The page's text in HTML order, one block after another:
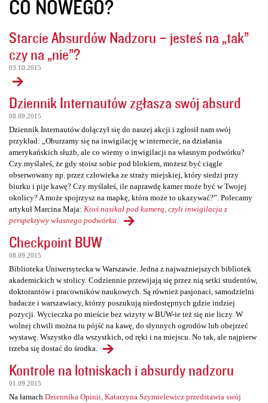
CO NOWEGO?
Starcie Absurdów Nadzoru – jesteś na „tak”
czy na „nie”?
03.10.2015
Dziennik Internautów zgłasza swój absurd
08.09.2015
Dziennik Internautów dołączył się do naszej akcji i zgłosił nam swój
przykład: „Oburzamy się na inwigilację w internecie, na działania
amerykańskich służb, ale co wiemy o inwigilacji na własnym podwórku?
Czy myślałeś, że gdy stoisz sobie pod blokiem, możesz być ciągle
obserwowany np. przez człowieka ze straży miejskiej, który siedzi przy
biurku i pije kawę? Czy myślałeś, ile naprawdę kamer może być w Twojej
okolicy? A może spojrzysz na mapkę, która może to ukazywać?”. Polecamy
artykuł Marcina Maja: Ktoś nasikał pod kamerą, czyli inwigilacja z
perspektywy własnego podwórka
Checkpoint BUW
08.09.2015
Biblioteka Uniwersytecka w Warszawie. Jedna z najważniejszych bibliotek
akademickich w stolicy. Codziennie przewijają się przez nią setki studentów,
doktorantów i pracowników naukowych. Są również pasjonaci, samodzielni
badacze i warszawiacy, którzy poszukują niedostępnych gdzie indziej
pozycji. Wycieczka po mieście bez wizyty w BUW-ie też się nie liczy. W
wolnej chwili można tu pójść na kawę, do słynnych ogrodów lub obejrzeć
wystawę. Wszystko dla wszystkich, od ręki i na miejscu. No tak, ale najpierw
trzeba się dostać do środka.
Kontrole na lotniskach i absurdy nadzoru
01.09.2015
Na łamach Dziennika Opinii, Katarzyna Szymielewicz przedstawia swój